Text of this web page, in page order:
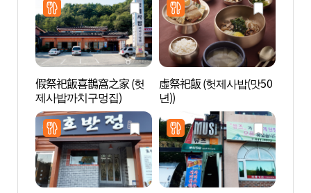
假祭祀飯喜鵲窩之家 (헛
제사밥까치구멍집)
虛祭祀飯 (헛제사밥(맛50
년))